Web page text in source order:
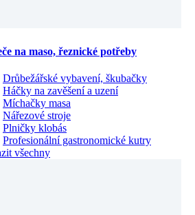
na maso, řeznické potřeby
Drůbežářské vybavení, škubačky
Háčky na zavěšení a uzení
Míchačky masa
Nářezové stroje
Plničky klobás
Profesionální gastronomické kutry
všechny